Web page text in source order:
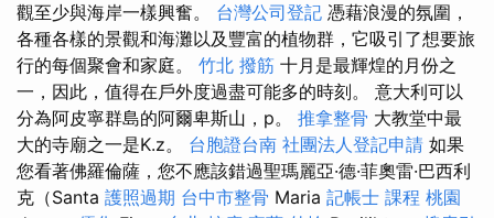
觀至少與海岸一樣興奮。 台灣公司登記 憑藉浪漫的氛圍，
各種各樣的景觀和海灘以及豐富的植物群，它吸引了想要旅
行的每個聚會和家庭。 竹北 撥筋 十月是最輝煌的月份之
一，因此，值得在戶外度過盡可能多的時刻。 意大利可以
分為阿皮寧群島的阿爾卑斯山，p。 推拿整骨 大教堂中最
大的寺廟之一是K.z。 台胞證台南 社團法人登記申請 如果
您看著佛羅倫薩，您不應該錯過聖瑪麗亞·德·菲奧雷·巴西利
克（Santa 護照過期 台中市整骨 Maria 記帳士 課程 桃園